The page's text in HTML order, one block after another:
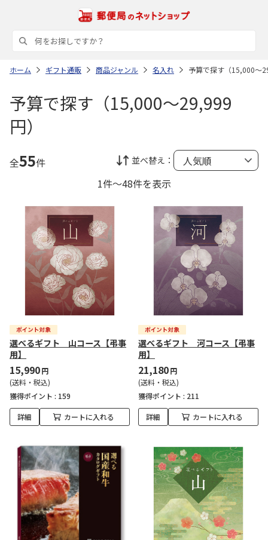
ホーム ギフト通販 商品ジャンル 名入れ 予算で探す（15,000～
予算で探す（15,000～29,999
円）
全55件 並べ替え：
1件～48件を表示
選べるギフト 山コース【弔事
用】
15,990円
(送料・税込)
獲得ポイント : 159
詳細 カートに入れる
選べるギフト 河コース【弔事
用】
21,180円
(送料・税込)
獲得ポイント : 211
詳細 カートに入れる